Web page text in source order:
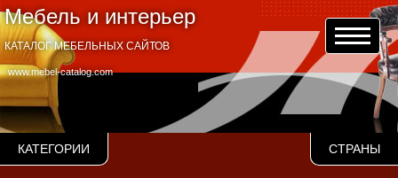
Мебель и интерьер
www.mebel-catalog.com
КАТАЛОГ МЕБЕЛЬНЫХ САЙТОВ
КАТЕГОРИИ СТРАНЫ